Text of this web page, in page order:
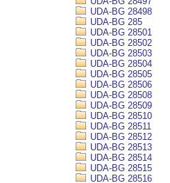
UDA-BG 28498
UDA-BG 285
UDA-BG 28501
UDA-BG 28502
UDA-BG 28503
UDA-BG 28504
UDA-BG 28505
UDA-BG 28506
UDA-BG 28508
UDA-BG 28509
UDA-BG 28510
UDA-BG 28511
UDA-BG 28512
UDA-BG 28513
UDA-BG 28514
UDA-BG 28515
UDA-BG 28516